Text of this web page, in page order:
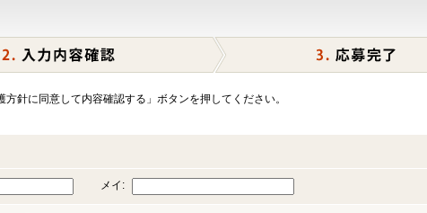
針に同意して内容確認する」ボタンを押してください。
メイ: